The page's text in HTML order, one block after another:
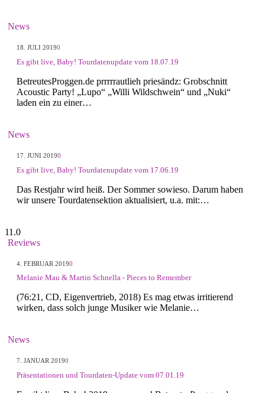
News
18. JULI 20190
Es gibt live, Baby! Tourdatenupdate vom 18.07.19
BetreutesProggen.de prrrrrautlieh priesändz: Grobschnitt
Acoustic Party! „Lupo“ „Willi Wildschwein“ und „Nuki“
laden ein zu einer…
News
17. JUNI 20190
Es gibt live, Baby! Tourdatenupdate vom 17.06.19
Das Restjahr wird heiß. Der Sommer sowieso. Darum haben
wir unsere Tourdatensektion aktualisiert, u.a. mit:…
11.0
Reviews
4. FEBRUAR 20190
Melanie Mau & Martin Schnella - Pieces to Remember
(76:21, CD, Eigenvertrieb, 2018) Es mag etwas irritierend
wirken, dass solch junge Musiker wie Melanie…
News
7. JANUAR 20190
Präsentationen und Tourdaten-Update vom 07.01.19